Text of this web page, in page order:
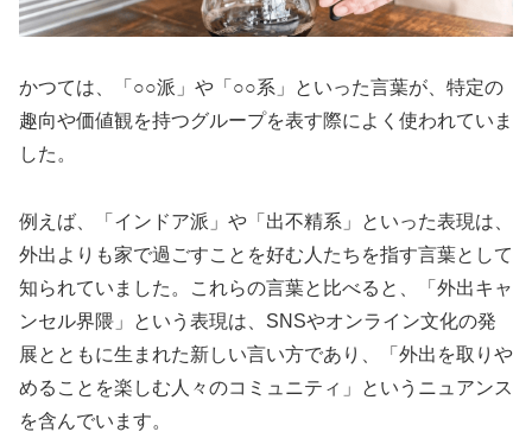
かつては、「○○派」や「○○系」といった言葉が、特定の
趣向や価値観を持つグループを表す際によく使われていま
した。
例えば、「インドア派」や「出不精系」といった表現は、
外出よりも家で過ごすことを好む人たちを指す言葉として
知られていました。これらの言葉と比べると、「外出キャ
ンセル界隈」という表現は、SNSやオンライン文化の発
展とともに生まれた新しい言い方であり、「外出を取りや
めることを楽しむ人々のコミュニティ」というニュアンス
を含んでいます。